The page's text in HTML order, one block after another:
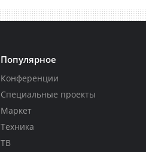
Популярное
Конференции
Специальные проекты
Маркет
Техника
ТВ